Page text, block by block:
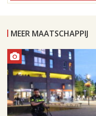
MEER MAATSCHAPPIJ